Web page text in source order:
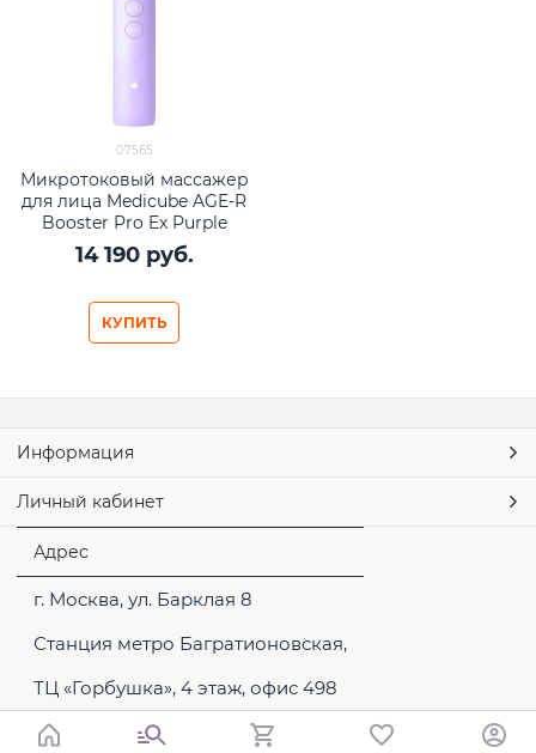
07565
Микротоковый массажер
для лица Medicube AGE-R
Booster Pro Ex Purple
14 190 руб.
КУПИТЬ
Информация
Личный кабинет
Адрес
г. Москва, ул. Барклая 8
Станция метро Багратионовская,
ТЦ «Горбушка», 4 этаж, офис 498